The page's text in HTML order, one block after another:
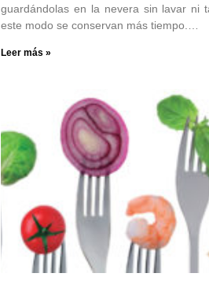
guardándolas en la nevera sin lavar ni
este modo se conservan más tiempo.…
Leer más »